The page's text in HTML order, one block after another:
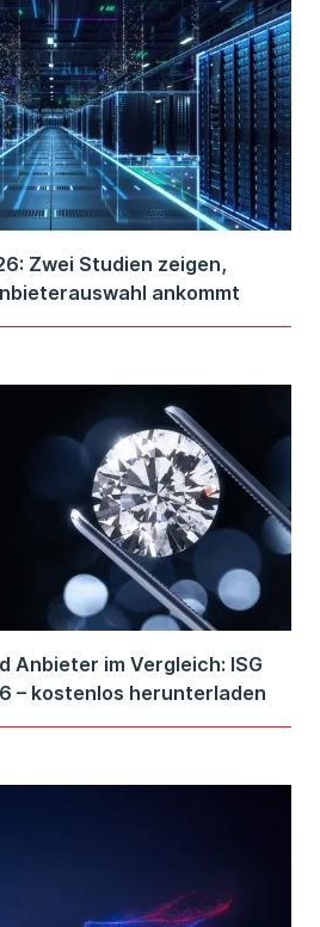
Zwei Studien zeigen,
ankommt
Anbieter im Vergleich: ISG
– kostenlos herunterladen